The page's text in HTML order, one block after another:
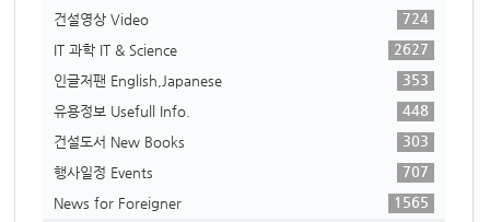
건설영상 Video
724
IT 과학 IT & Science
2627
인글저팬 English,Japanese
353
유용정보 Usefull Info.
448
건설도서 New Books
303
행사일정 Events
707
News for Foreigner
1565